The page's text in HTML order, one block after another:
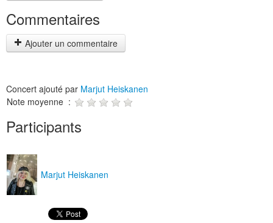
Commentaires
Ajouter un commentaire
Concert ajouté par Marjut Heiskanen
Note moyenne :
Participants
Marjut Heiskanen